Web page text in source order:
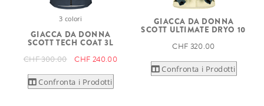
3 colori
GIACCA DA DONNA
SCOTT TECH COAT 3L
CHF 300.00 CHF 240.00
Confronta i Prodotti
GIACCA DA DONNA
SCOTT ULTIMATE DRYO 10
CHF 320.00
Confronta i Prodotti